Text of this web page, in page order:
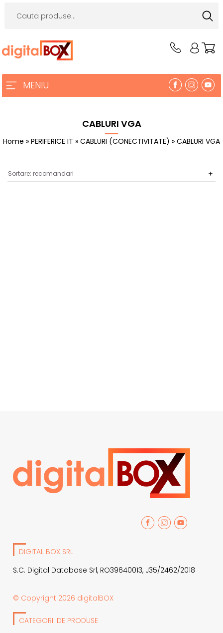
MENIU
CABLURI VGA
Home » PERIFERICE IT » CABLURI (CONECTIVITATE) » CABLURI VGA
DIGITAL BOX SRL
S.C. Digital Database Srl, RO39640013, J35/2462/2018
© Copyright 2026 digitalBOX
CATEGORII DE PRODUSE